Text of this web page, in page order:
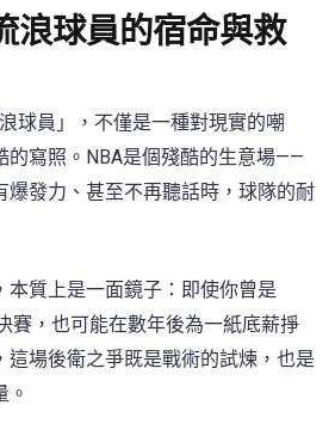
浪球員的宿命與救
球員」，不僅是一種對現實的嘲
的寫照。NBA是個殘酷的生意場——
爆發力、甚至不再聽話時，球隊的耐
本質上是一面鏡子：即使你曾是
賽，也可能在數年後為一紙底薪掙
這場後衛之爭既是戰術的試煉，也是
。